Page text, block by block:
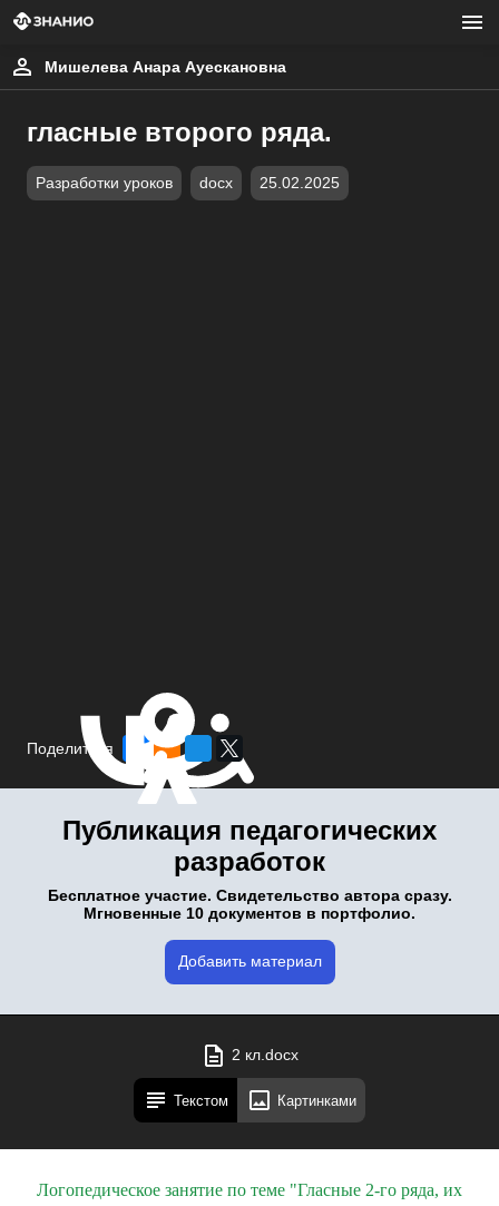
Мишелева Анара Ауескановна
гласные второго ряда.
Разработки уроков docx 25.02.2025
Поделиться
Публикация педагогических
разработок
Бесплатное участие. Свидетельство автора сразу.
Мгновенные 10 документов в портфолио.
Добавить материал
2 кл.docx
Текстом Картинками
Логопедическое занятие по теме "Гласные 2-го ряда, их